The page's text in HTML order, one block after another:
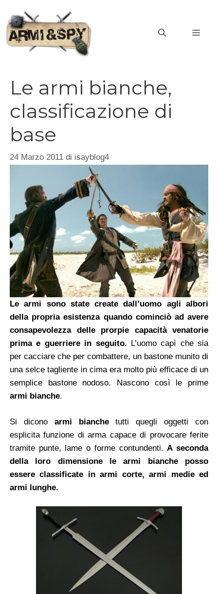
contenuto
Le armi bianche,
classificazione di
base
24 Marzo 2011 di isayblog4
Le armi sono state create dall’uomo agli albori
della propria esistenza quando cominciò ad avere
consapevolezza delle prorpie capacità venatorie
prima e guerriere in seguito. L’uomo capì che sia
per cacciare che per combattere, un bastone munito di
una selce tagliente in cima era molto più efficace di un
semplice bastone nodoso. Nascono così le prime
armi bianche.
Si dicono armi bianchetutti quegli oggetti con
esplicita funzione di arma capace di provocare ferite
tramite punte, lame o forme contundenti. A seconda
della loro dimensione le armi bianche posso
essere classificate in armi corte, armi medie ed
armi lunghe.